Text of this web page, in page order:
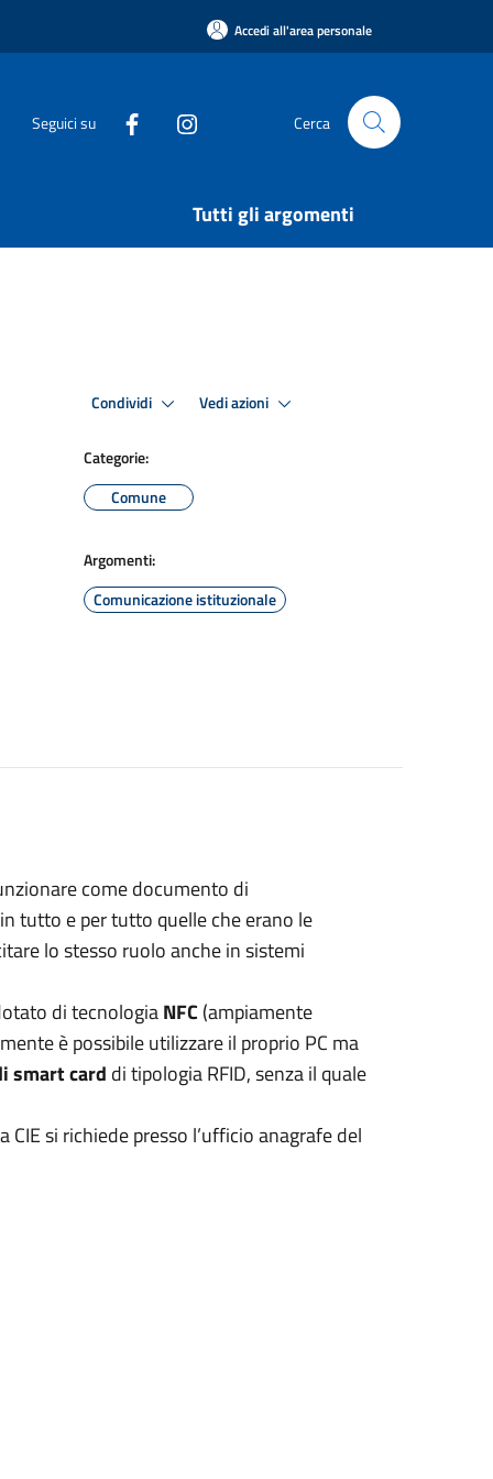
Accedi all'area personale
Seguici su Cerca
Tutti gli argomenti
Condividi Vedi azioni
Categorie:
Comune
Argomenti:
Comunicazione istituzionale
come documento di
tutto e per tutto quelle che erano le
lo stesso ruolo anche in sistemi
di tecnologiaNFC (ampiamente
è possibile utilizzare il proprio PC ma
smart card di tipologia RFID, senza il quale
si richiede presso l’ufficio anagrafe del